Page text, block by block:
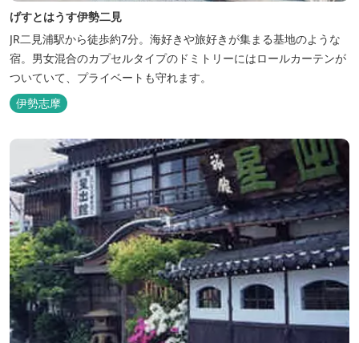
げすとはうす伊勢二見
JR二見浦駅から徒歩約7分。海好きや旅好きが集まる基地のような
宿。男女混合のカプセルタイプのドミトリーにはロールカーテンが
ついていて、プライベートも守れます。
伊勢志摩